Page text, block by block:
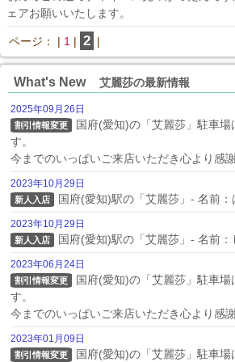
ェアお願いいたします。
ページ： | 1 | 2 |
What's New 艾麗莎の最新情報
2025年09月26日
割引情報変更
国府(愛知)の「艾麗莎」駐車場
す。
今までのいっぱいご来店いただき心より感
2023年10月29日
新人入店 国府(愛知)駅の「艾麗莎」- 名前：
2023年10月29日
新人入店 国府(愛知)駅の「艾麗莎」- 名前：
2023年06月24日
割引情報変更
国府(愛知)の「艾麗莎」駐車場
す。
今までのいっぱいご来店いただき心より感
2023年01月09日
割引情報変更
国府(愛知)の「艾麗莎」駐車場